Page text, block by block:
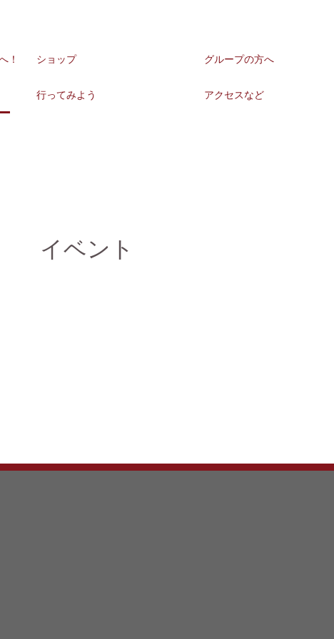
！ ショップ グループの方へ
行ってみよう アクセスなど
イベント